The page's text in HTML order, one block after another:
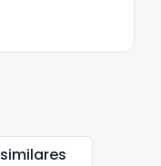
similares